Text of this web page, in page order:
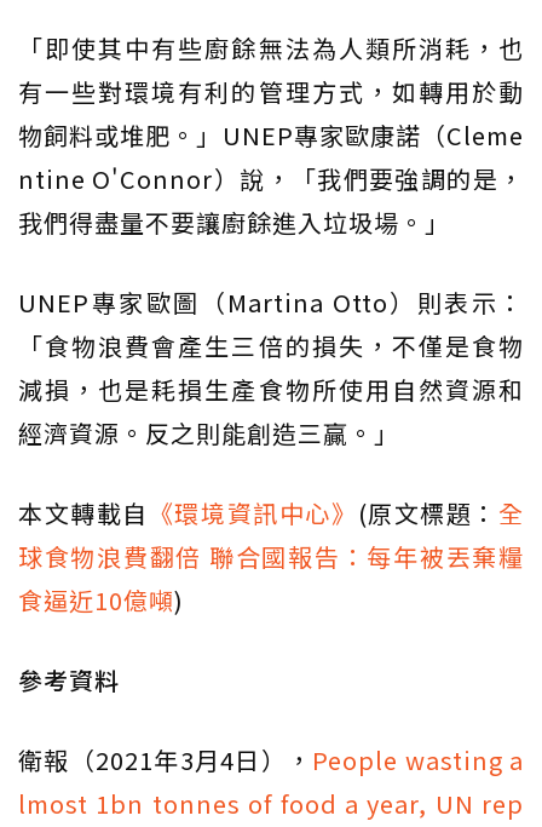
「即使其中有些廚餘無法為人類所消耗，也
有一些對環境有利的管理方式，如轉用於動
物飼料或堆肥。」UNEP專家歐康諾（Cleme
ntine O'Connor）說，「我們要強調的是，
我們得盡量不要讓廚餘進入垃圾場。」
UNEP專家歐圖（Martina Otto）則表示：
「食物浪費會產生三倍的損失，不僅是食物
減損，也是耗損生產食物所使用自然資源和
經濟資源。反之則能創造三贏。」
本文轉載自 《環境資訊中心》 (原文標題： 全
球食物浪費翻倍 聯合國報告：每年被丟棄糧
食逼近10億噸)
參考資料
衛報（2021年3月4日）， People wasting a
lmost 1bn tonnes of food a year, UN rep